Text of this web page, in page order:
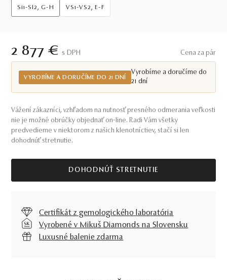
Si1-SI2, G-H VS1-VS2, E-F
2 877 € S DPH Cena za pár
VYROBÍME A DORUČÍME DO 21 DNÍ
Vyrobíme a doručíme do
21 dní
Vážení zákazníci, vzhľadom na nutnosť presného odmerania veľkosti
nie je možné obrúčky objednať on-line. Radi Vám všetky
predvedieme v niektorom z našich klenotníctiev, stačí si len
dohodnúť stretnutie.
DOHODNÚŤ STRETNUTIE
Certifikát z gemologického laboratória
Vyrobené v Mikuš Diamonds na Slovensku
Luxusné balenie zdarma